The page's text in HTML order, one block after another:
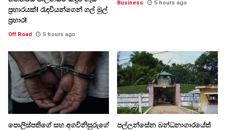
ප්‍රහාරයක්! රැඳවියන්ගෙන් ගල් මුල්
ප්‍රහාර!
Off Road 5 hours ago
Business 5 hours ago
පොලිස්පතිගේ සහ අගවිනිසුරුගේ
පල්ලන්සේන බන්ධනාගාරයේත්